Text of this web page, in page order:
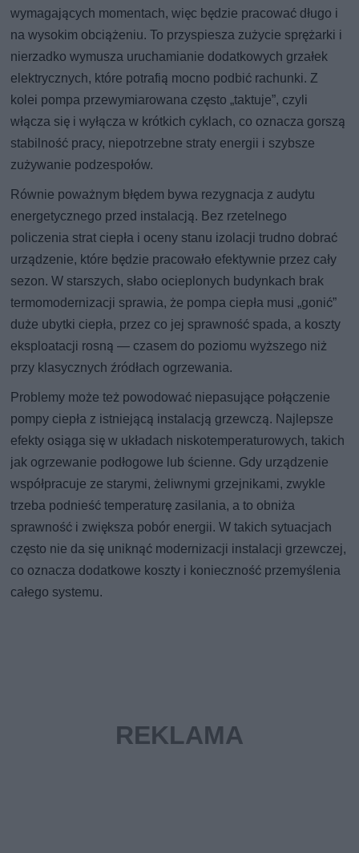
wymagających momentach, więc będzie pracować długo i
na wysokim obciążeniu. To przyspiesza zużycie sprężarki i
nierzadko wymusza uruchamianie dodatkowych grzałek
elektrycznych, które potrafią mocno podbić rachunki. Z
kolei pompa przewymiarowana często „taktuje”, czyli
włącza się i wyłącza w krótkich cyklach, co oznacza gorszą
stabilność pracy, niepotrzebne straty energii i szybsze
zużywanie podzespołów.
Równie poważnym błędem bywa rezygnacja z audytu
energetycznego przed instalacją. Bez rzetelnego
policzenia strat ciepła i oceny stanu izolacji trudno dobrać
urządzenie, które będzie pracowało efektywnie przez cały
sezon. W starszych, słabo ocieplonych budynkach brak
termomodernizacji sprawia, że pompa ciepła musi „gonić”
duże ubytki ciepła, przez co jej sprawność spada, a koszty
eksploatacji rosną — czasem do poziomu wyższego niż
przy klasycznych źródłach ogrzewania.
Problemy może też powodować niepasujące połączenie
pompy ciepła z istniejącą instalacją grzewczą. Najlepsze
efekty osiąga się w układach niskotemperaturowych, takich
jak ogrzewanie podłogowe lub ścienne. Gdy urządzenie
współpracuje ze starymi, żeliwnymi grzejnikami, zwykle
trzeba podnieść temperaturę zasilania, a to obniża
sprawność i zwiększa pobór energii. W takich sytuacjach
często nie da się uniknąć modernizacji instalacji grzewczej,
co oznacza dodatkowe koszty i konieczność przemyślenia
całego systemu.